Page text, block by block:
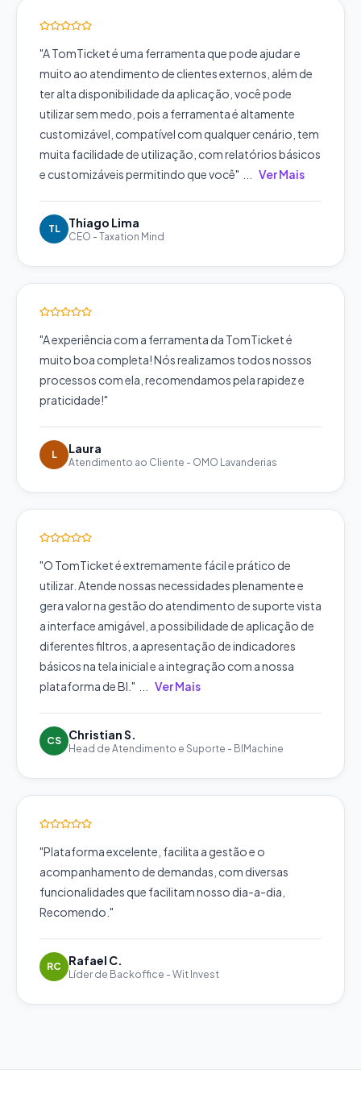
"A TomTicket é uma ferramenta que pode ajudar e
muito ao atendimento de clientes externos, além de
ter alta disponibilidade da aplicação, você pode
utilizar sem medo, pois a ferramenta é altamente
customizável, compatível com qualquer cenário, tem
muita facilidade de utilização, com relatórios básicos
e customizáveis permitindo que você" Ver Mais
TL Thiago Lima
CEO - Taxation Mind
"A experiência com a ferramenta da TomTicket é
muito boa completa! Nós realizamos todos nossos
processos com ela, recomendamos pela rapidez e
praticidade!"
L Laura
Atendimento ao Cliente - OMO Lavanderias
"O TomTicket é extremamente fácil e prático de
utilizar. Atende nossas necessidades plenamente e
gera valor na gestão do atendimento de suporte vista
a interface amigável, a possibilidade de aplicação de
diferentes filtros, a apresentação de indicadores
básicos na tela inicial e a integração com a nossa
plataforma de BI. " Ver Mais
CS Christian S.
Head de Atendimento e Suporte - BIMachine
"Plataforma excelente, facilita a gestão e o
acompanhamento de demandas, com diversas
funcionalidades que facilitam nosso dia-a-dia,
Recomendo. "
RC Rafael C.
Líder de Backoffice - Wit Invest